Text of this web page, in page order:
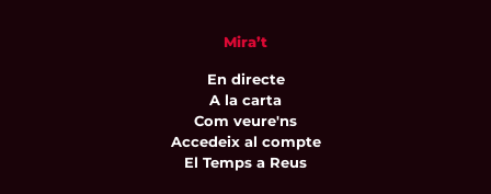
Mira’t
En directe
A la carta
Com veure'ns
Accedeix al compte
El Temps a Reus